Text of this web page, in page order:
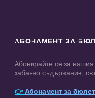
АБОНАМЕНТ ЗА
Абонирайте се за
забавно съдържание,
👉Абонамент за